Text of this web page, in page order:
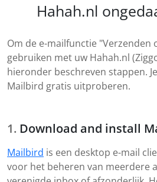
Hahah.nl
Om de e-mailfunctie "Verzenden
gebruiken met uw Hahah.nl
hieronder beschreven stappen.
Mailbird gratis uitproberen.
Download and install
Mailbird is een desktop e-mail
voor het beheren van meerdere